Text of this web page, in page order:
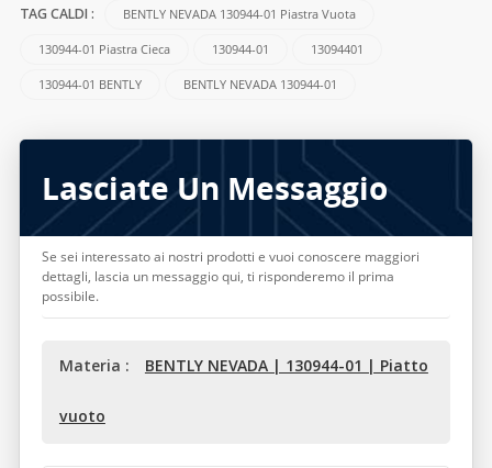
TAG CALDI : BENTLY NEVADA 130944-01 Piastra Vuota
130944-01 Piastra Cieca 130944-01 13094401
130944-01 BENTLY BENTLY NEVADA 130944-01
Lasciate Un Messaggio
Se sei interessato ai nostri prodotti e vuoi conoscere maggiori
dettagli, lascia un messaggio qui, ti risponderemo il prima
possibile.
Materia : BENTLY NEVADA | 130944-01 | Piatto
vuoto